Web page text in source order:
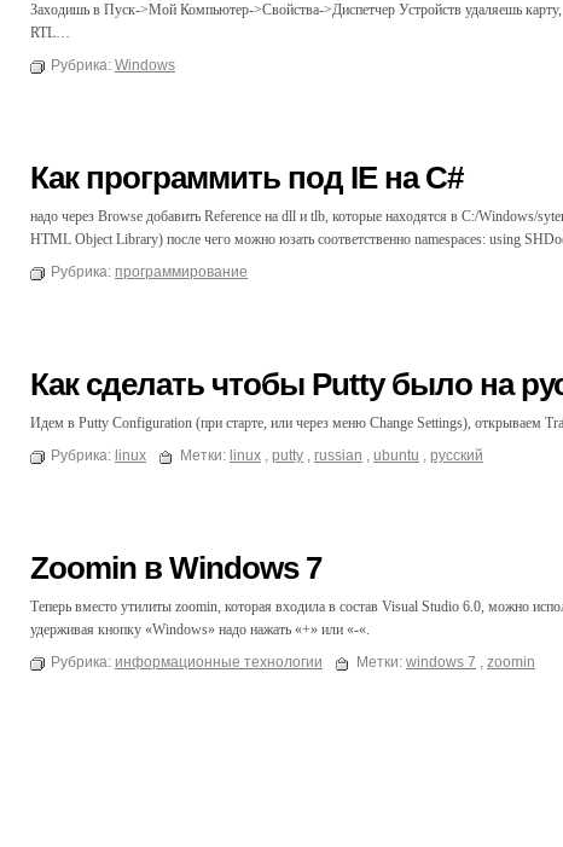
Заходишь в Пуск->Мой Компьютер->Свойства->Диспетчер Устройств удаляешь
RTL…
Рубрика: Windows
Как программить под IE на C#
надо через Browse добавить Reference на dll и tlb, которые находятся в C:/Windows/
HTML Object Library) после чего можно юзать соответственно namespaces: using
Рубрика: программирование
Как сделать чтобы Putty было на
Идем в Putty Configuration (при старте, или через меню Change Settings), открываем
Рубрика: linux Метки: linux , putty , russian , ubuntu , русский
Zoomin в Windows 7
Теперь вместо утилиты zoomin, которая входила в состав Visual Studio 6.0, можно
удерживая кнопку «Windows» надо нажать «+» или «-«.
Рубрика: информационные технологии Метки: windows 7 , zoomin